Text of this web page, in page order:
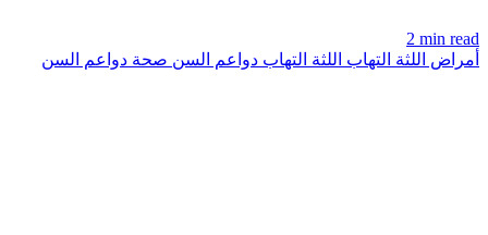
2 min read
أمراض اللثة التهاب اللثة التهاب دواعم السن صحة دواعم السن